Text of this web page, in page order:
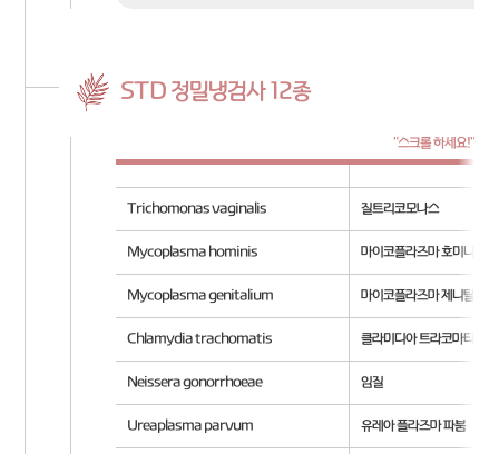
STD 정밀냉검사 12종
Trichomonas vaginalis 질트리코모나스
Mycoplasma hominis 마이코플라즈마 호미니스
Mycoplasma genitalium 마이코플라즈마 제니탈리쿰
Chlamydia trachomatis 클라미디아 트라코마티스
Neissera gonorrhoeae 임질
Ureaplasma parvum 유레아 플라즈마 파붐